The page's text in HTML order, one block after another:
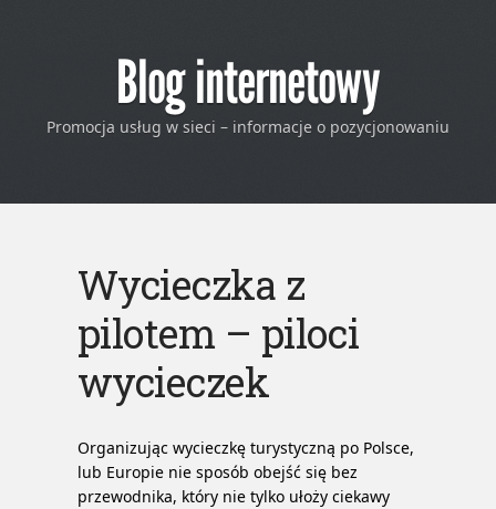
Blog internetowy
Promocja usług w sieci – informacje o pozycjonowaniu
Wycieczka z
pilotem – piloci
wycieczek
Organizując wycieczkę turystyczną po Polsce,
lub Europie nie sposób obejść się bez
przewodnika, który nie tylko ułoży ciekawy